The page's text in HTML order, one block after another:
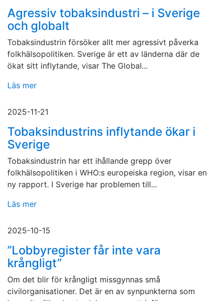
Agressiv tobaksindustri – i Sverige
och globalt
Tobaksindustrin försöker allt mer agressivt påverka
folkhälsopolitiken. Sverige är ett av länderna där de
ökat sitt inflytande, visar The Global...
Läs mer
2025-11-21
Tobaksindustrins inflytande ökar i
Sverige
Tobaksindustrin har ett ihållande grepp över
folkhälsopolitiken i WHO:s europeiska region, visar en
ny rapport. I Sverige har problemen till...
Läs mer
2025-10-15
”Lobbyregister får inte vara
krångligt”
Om det blir för krångligt missgynnas små
civilorganisationer. Det är en av synpunkterna som